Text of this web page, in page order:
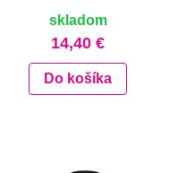
skladom
14,40 €
Do košíka